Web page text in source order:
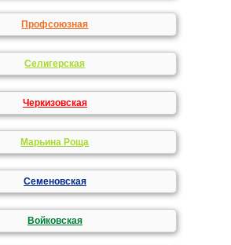
Профсоюзная
Селигерская
Черкизовская
Марьина Роща
Семеновская
Войковская